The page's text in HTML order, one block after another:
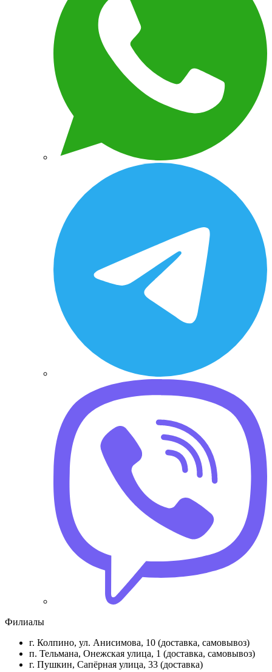
Филиалы
г. Колпино, ул. Анисимова, 10 (доставка, самовывоз)
п. Тельмана, Онежская улица, 1 (доставка, самовывоз)
г. Пушкин, Сапёрная улица, 33 (доставка)